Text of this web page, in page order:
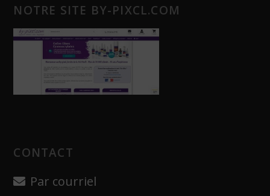
NOTRE SITE BY-PIXCL.COM
CONTACT
Par courriel